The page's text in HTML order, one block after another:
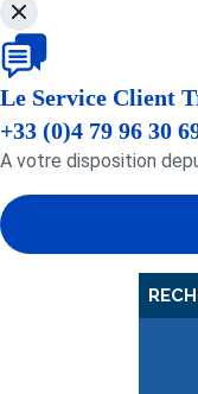
Le Service Client
+33 (0)4 79 96 30
A votre disposition